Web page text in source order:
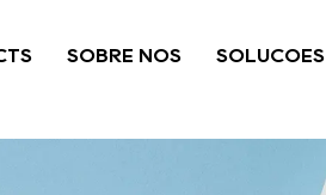
SOBRE NÓS SOLUÇÕES